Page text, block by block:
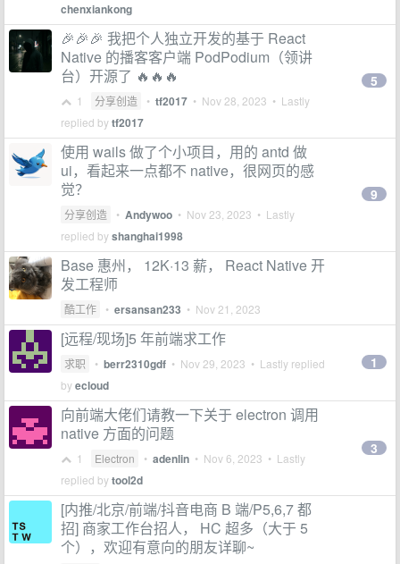
chenxiankong
🎉🎉🎉 我把个人独立开发的基于 React
Native 的播客客户端 PodPodium（领讲
台）开源了 🔥🔥🔥
1 分享创造 • tf2017 • Nov 28, 2023 • Lastly
replied bytf2017
5
使用 wails 做了个小项目，用的 antd 做
ui，看起来一点都不 native，很网页的感
觉？
分享创造 • Andywoo • Nov 23, 2023 • Lastly
replied byshanghai1998
9
Base 惠州， 12K·13 薪， React Native 开
发工程师
酷工作 • ersansan233 • Nov 21, 2023
[远程/现场]5 年前端求工作
求职 • berr2310gdf • Nov 29, 2023 • Lastly replied
byecloud
1
向前端大佬们请教一下关于 electron 调用
native 方面的问题
1 Electron • adenlin • Nov 6, 2023 • Lastly
replied bytool2d
3
[内推/北京/前端/抖音电商 B 端/P5,6,7 都
招] 商家工作台招人， HC 超多（大于 5
个），欢迎有意向的朋友详聊~